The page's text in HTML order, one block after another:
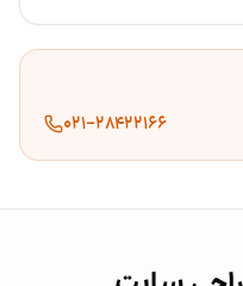
۰۲۱-۲۸۴۲۲۱۶۶